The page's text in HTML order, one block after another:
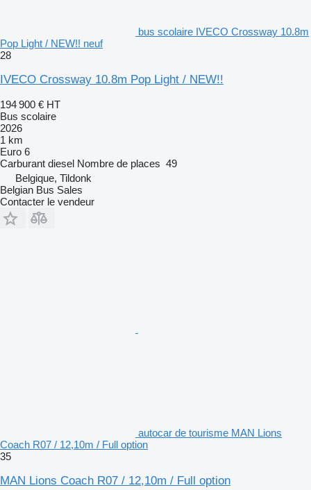
bus scolaire IVECO Crossway 10.8m
Pop Light / NEW!! neuf
28
IVECO Crossway 10.8m Pop Light / NEW!!
194 900 € HT
Bus scolaire
2026
1 km
Euro 6
Carburant diesel Nombre de places 49
Belgique, Tildonk
Belgian Bus Sales
Contacter le vendeur
autocar de tourisme MAN Lions
Coach R07 / 12,10m / Full option
35
MAN Lions Coach R07 / 12,10m / Full option